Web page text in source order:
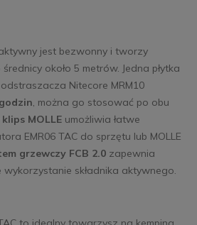
jest bezwonny i tworzy
około 5 metrów. Jedna płytka
Nitecore MRM10
, można go stosować po obu
klips MOLLEumożliwia łatwe
EMR06 TAC do sprzętu lub MOLLE
grzewczy FCB 2.0zapewnia
wykorzystanie składnika aktywnego.